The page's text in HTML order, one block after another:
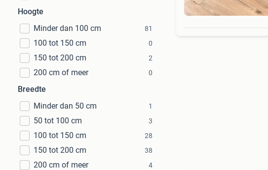
Hoogte
Minder dan 100 cm
81
100 tot 150 cm 0
150 tot 200 cm 2
200 cm of meer 0
Breedte
Minder dan 50 cm
1
50 tot 100 cm 3
100 tot 150 cm 28
150 tot 200 cm 38
200 cm of meer 4